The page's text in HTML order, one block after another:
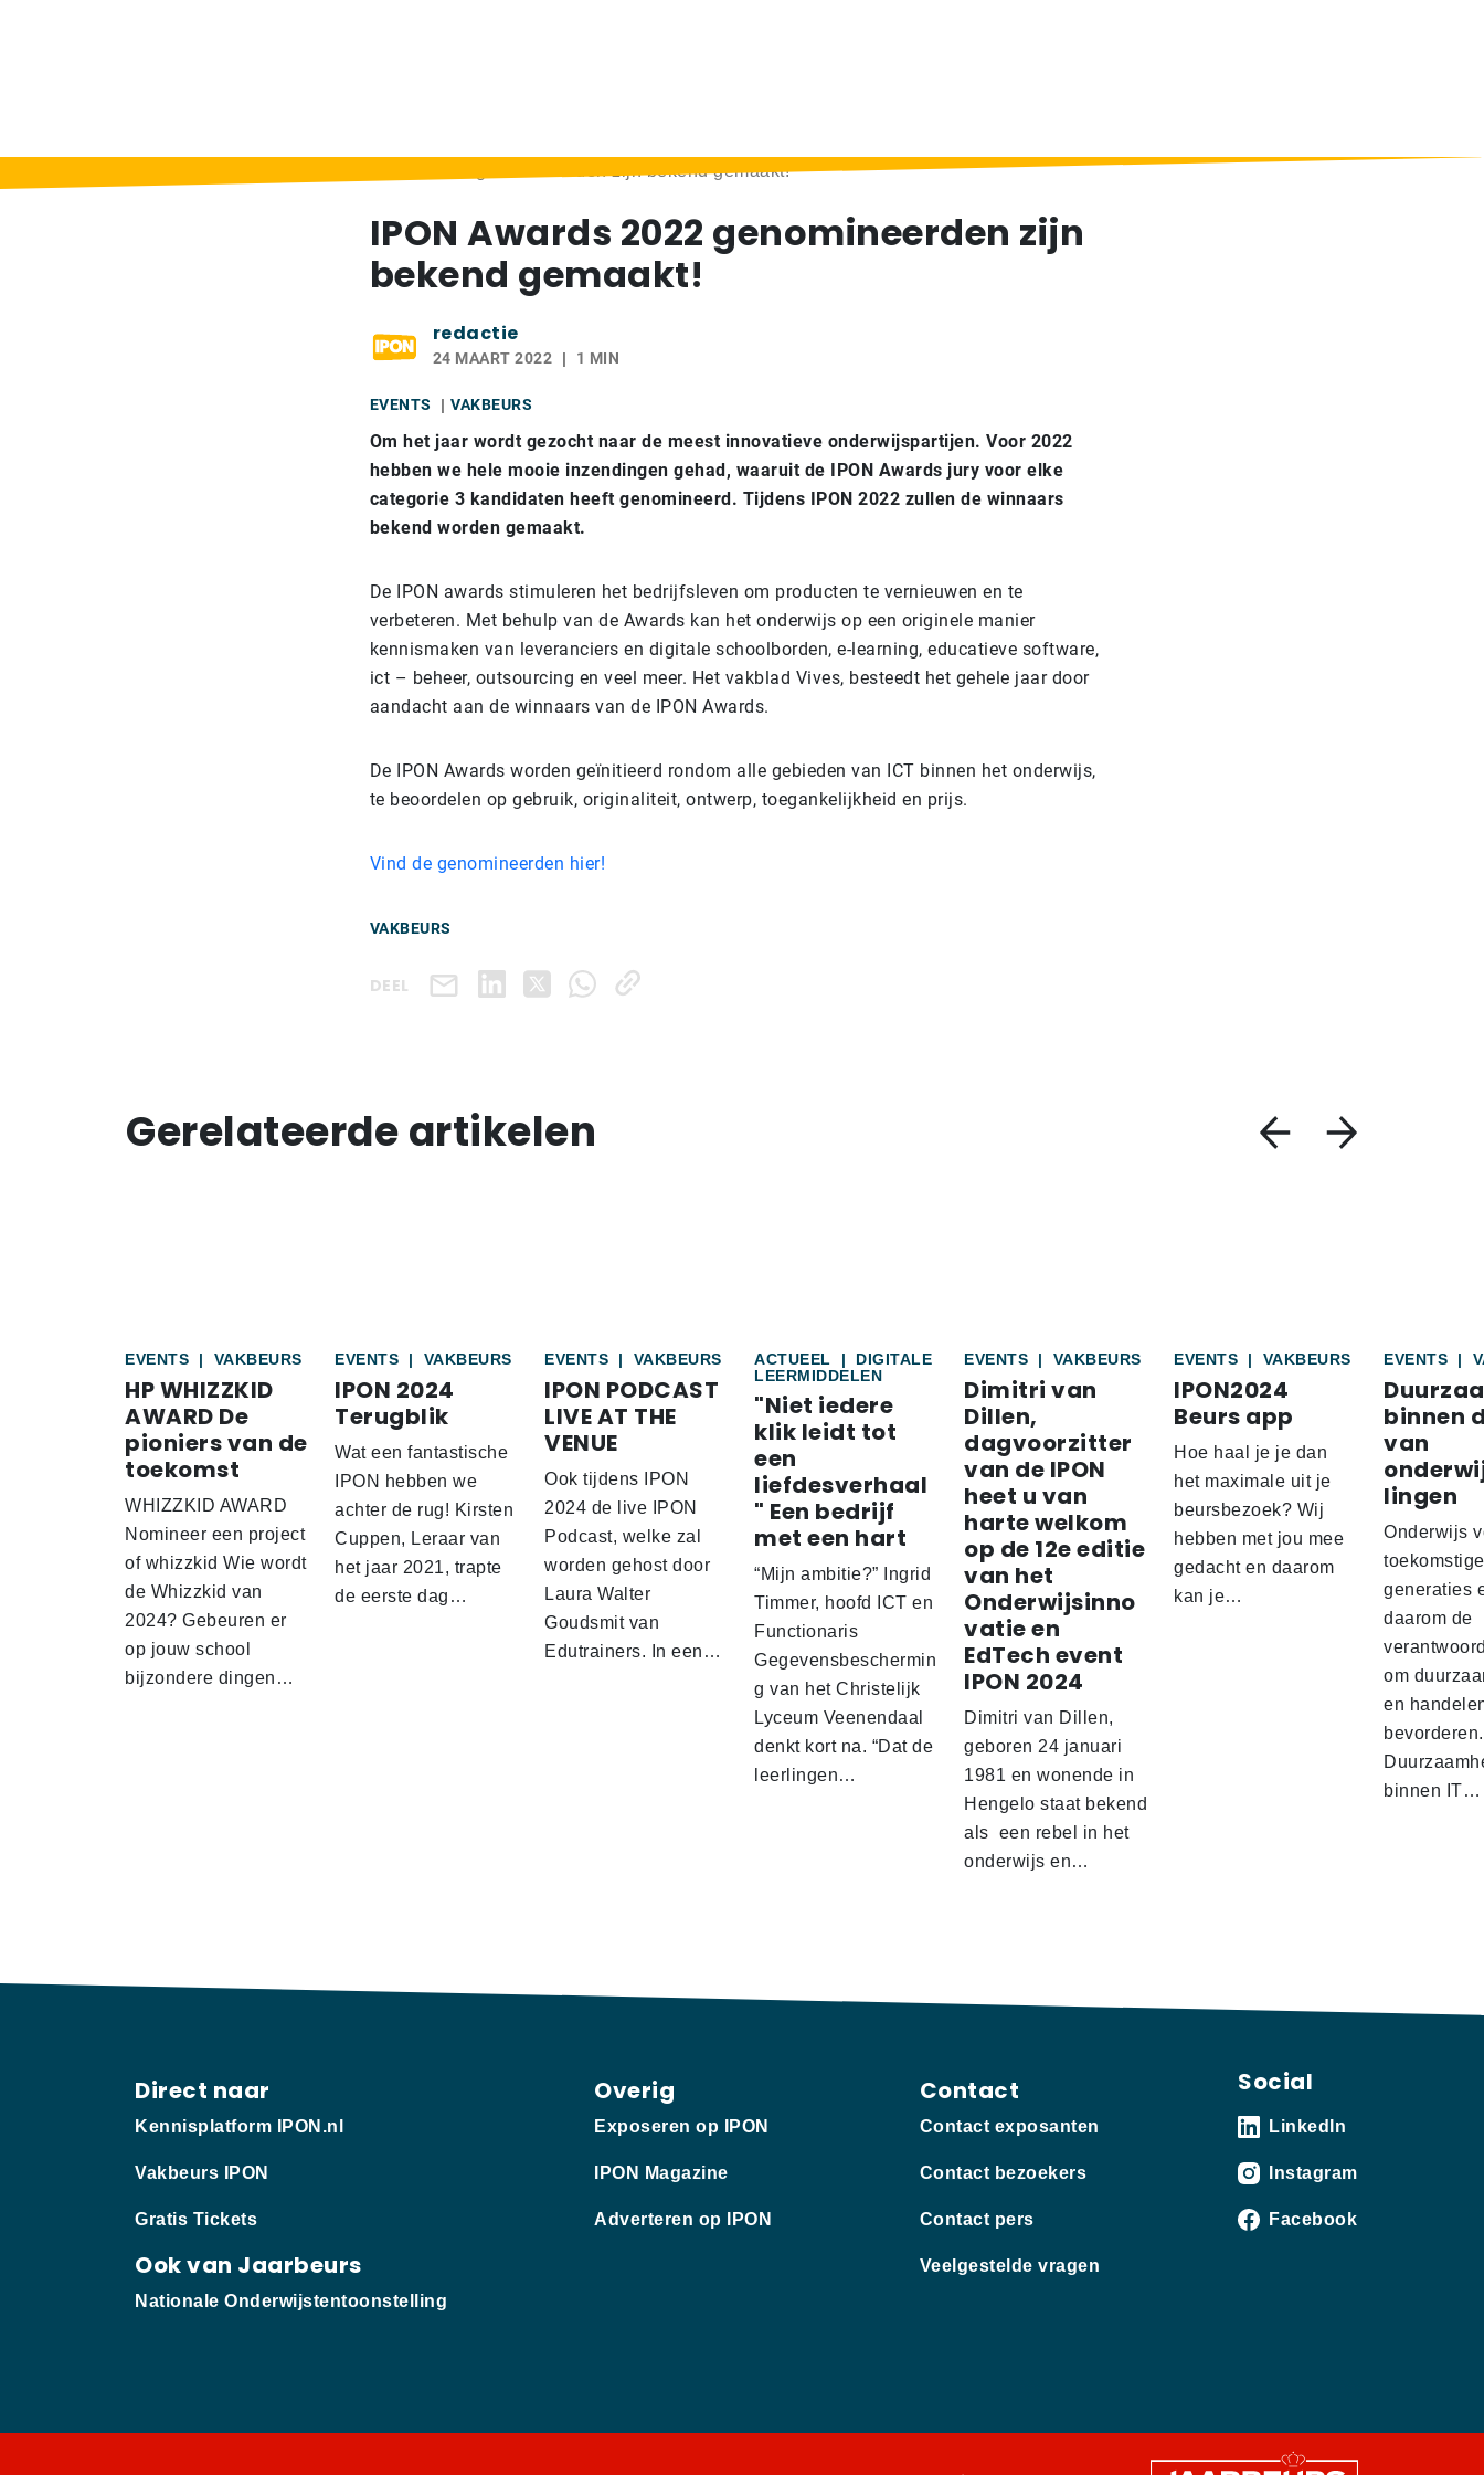
IPON Awards 2022 genomineerden zijn bekend gemaakt!
IPON Awards 2022 genomineerden zijn
bekend gemaakt!
redactie
24 MAART 2022 1 MIN
EVENTS VAKBEURS
Om het jaar wordt gezocht naar de meest innovatieve onderwijspartijen. Voor 2022
hebben we hele mooie inzendingen gehad, waaruit de IPON Awards jury voor elke
categorie 3 kandidaten heeft genomineerd. Tijdens IPON 2022 zullen de winnaars
bekend worden gemaakt.
De IPON awards stimuleren het bedrijfsleven om producten te vernieuwen en te
verbeteren. Met behulp van de Awards kan het onderwijs op een originele manier
kennismaken van leveranciers en digitale schoolborden, e-learning, educatieve software,
ict – beheer, outsourcing en veel meer. Het vakblad Vives, besteedt het gehele jaar door
aandacht aan de winnaars van de IPON Awards.
De IPON Awards worden geïnitieerd rondom alle gebieden van ICT binnen het onderwijs,
te beoordelen op gebruik, originaliteit, ontwerp, toegankelijkheid en prijs.
Vind de genomineerden hier!
VAKBEURS
DEEL
Gerelateerde artikelen
EVENTS | VAKBEURS
HP WHIZZKID
AWARD De
pioniers van de
toekomst
WHIZZKID AWARD
Nomineer een project
of whizzkid Wie wordt
de Whizzkid van
2024? Gebeuren er
op jouw school
bijzondere dingen…
EVENTS | VAKBEURS
IPON 2024
Terugblik
Wat een fantastische
IPON hebben we
achter de rug! Kirsten
Cuppen, Leraar van
het jaar 2021, trapte
de eerste dag…
EVENTS | VAKBEURS
IPON PODCAST
LIVE AT THE
VENUE
Ook tijdens IPON
2024 de live IPON
Podcast, welke zal
worden gehost door
Laura Walter
Goudsmit van
Edutrainers. In een…
ACTUEEL |
DIGITALE
LEERMIDDELEN
"Niet iedere
klik leidt tot
een
liefdesverhaal
" Een bedrijf
met een hart
“Mijn ambitie?” Ingrid
Timmer, hoofd ICT en
Functionaris
Gegevensbeschermin
g van het Christelijk
Lyceum Veenendaal
denkt kort na. “Dat de
leerlingen…
EVENTS | VAKBEURS
Dimitri van
Dillen,
dagvoorzitter
van de IPON
heet u van
harte welkom
op de 12e editie
van het
Onderwijsinno
vatie en
EdTech event
IPON 2024
Dimitri van Dillen,
geboren 24 januari
1981 en wonende in
Hengelo staat bekend
als een rebel in het
onderwijs en…
EVENTS | VAKBEURS
IPON2024
Beurs app
Hoe haal je je dan
het maximale uit je
beursbezoek? Wij
hebben met jou mee
gedacht en daarom
kan je…
EVENTS |
binnen
van
lingen
Onderwijs
toekomstige
generaties
daarom de
om
en
bevorderen.
binnen IT…
Direct naar
Kennisplatform IPON.nl
Vakbeurs IPON
Gratis Tickets
Ook van Jaarbeurs
Nationale Onderwijstentoonstelling
Overig
Exposeren op IPON
IPON Magazine
Adverteren op IPON
Contact
Contact exposanten
Contact bezoekers
Contact pers
Veelgestelde vragen
Social
LinkedIn
Instagram
Facebook